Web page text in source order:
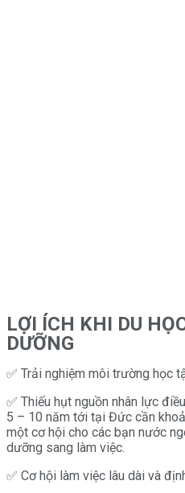
LỢI ÍCH KHI DU
DƯỠNG
✅ Trải nghiệm môi trường học
✅ Thiếu hụt nguồn nhân lực
5 – 10 năm tới tại Đức cần
một cơ hội cho các bạn nước
dưỡng sang làm việc.
✅ Cơ hội làm việc lâu dài và